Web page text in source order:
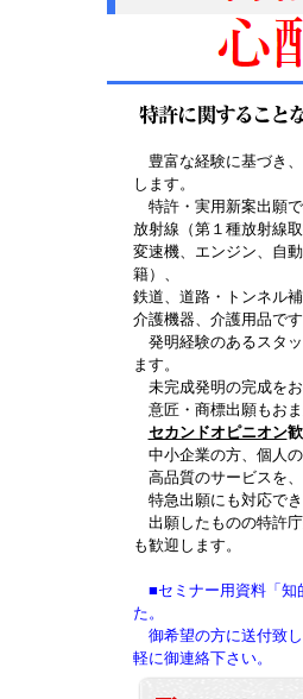
豊富な経験に基づき
します。
特許・実用新案出願
放射線（第１種放射線
変速機、エンジン、自
籍）、
鉄道、道路・トンネル
介護機器、介護用品です
発明経験のあるスタ
ます。
未完成発明の完成を
意匠・商標出願もおま
セカンドオピニオン
中小企業の方、個人の
高品質のサービスを
特急出願にも対応でき
出願したものの特許
も歓迎します。
■セミナー用資料「知
た。
御希望の方に送付致
軽に御連絡下さい。